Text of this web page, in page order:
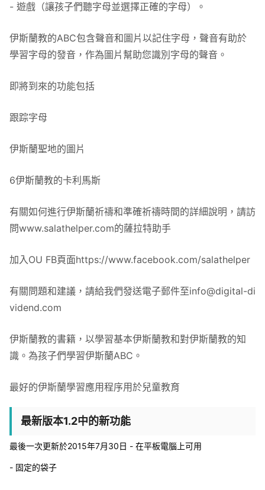
- 遊戲（讓孩子們聽字母並選擇正確的字母）。
伊斯蘭教的ABC包含聲音和圖片以記住字母，聲音有助於
學習字母的發音，作為圖片幫助您識別字母的聲音。
即將到來的功能包括
跟踪字母
伊斯蘭聖地的圖片
6伊斯蘭教的卡利馬斯
有關如何進行伊斯蘭祈禱和準確祈禱時間的詳細說明，請訪
問www.salathelper.com的薩拉特助手
加入OU FB頁面https://www.facebook.com/salathelper
有關問題和建議，請給我們發送電子郵件至info@digital-di
vidend.com
伊斯蘭教的書籍，以學習基本伊斯蘭教和對伊斯蘭教的知
識。為孩子們學習伊斯蘭ABC。
最好的伊斯蘭學習應用程序用於兒童教育
最新版本1.2中的新功能
最後一次更新於2015年7月30日 - 在平板電腦上可用
- 固定的袋子